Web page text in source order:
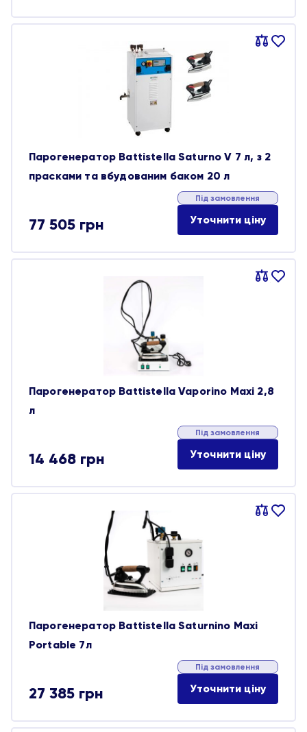
Порівняти
В
Парогенератор Battistella Saturno V 7 л, з 2
прасками та вбудованим баком 20 л
77 505 грн
Під замовлення
Уточнити ціну
Порівняти
В
Парогенератор Battistella Vaporino Maxi 2,8
л
14 468 грн
Під замовлення
Уточнити ціну
Порівняти
В
Парогенератор Battistella Saturnino Maxi
Portable 7л
27 385 грн
Під замовлення
Уточнити ціну